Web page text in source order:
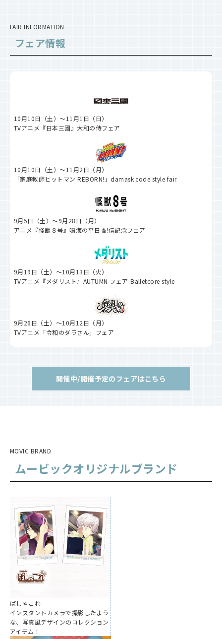
FAIR INFORMATION
フェア情報
10月10日（土）～11月1日（日）
TVアニメ『日本三國』大和の侍フェア
10月10日（土）～11月2日（月）
「家庭教師ヒットマン REBORN!」damask code style fair
9月5日（土）～9月28日（月）
アニメ『怪獣８号』鳴海の平日 配信記念フェア
9月19日（土）～10月13日（火）
TVアニメ『メダリスト』AUTUMN フェア-Balletcore style-
9月26日（土）～10月12日（月）
TVアニメ「令和のダラさん」フェア
開催中/開催予定のフェアはこちら
MOVIC BRAND
ムービックオリジナルブランド
ぱしゃこれ
インスタントカメラで撮影したよう
な、写真風デザインのコレクション
アイテム！